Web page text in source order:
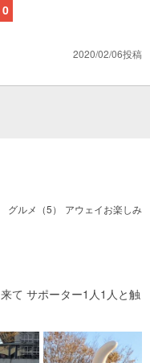
0
2020/02/06投稿
グルメ（5）
アウェイお楽しみ
て サポーター1人1人と触